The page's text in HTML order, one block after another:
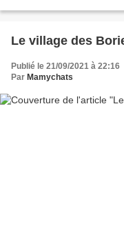
Le village des
Publié le 21/09/2021 à 22:16
Par Mamychats